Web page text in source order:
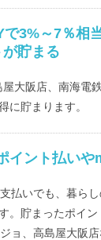
3%～7％相
貯まる
大阪店、南海電
に貯まります。
イント払い
払いでも、暮ら
。貯まったポイ
ョ、高島屋大阪